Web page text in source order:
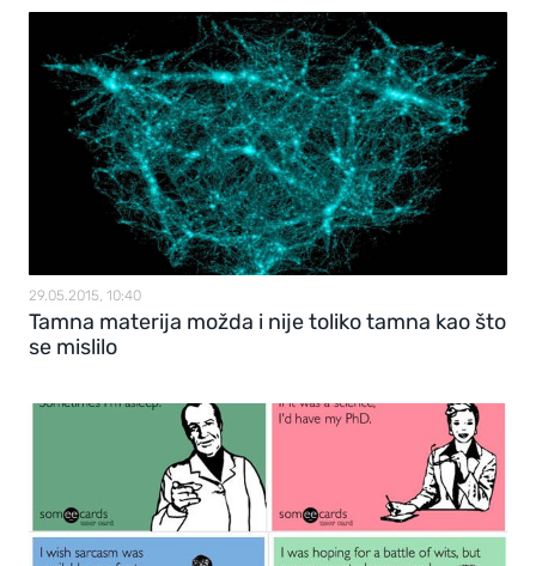
29.05.2015, 10:40
Tamna materija možda i nije toliko tamna kao što
se mislilo